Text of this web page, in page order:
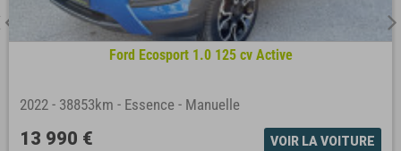
Ford Ecosport 1.0 125 cv Active
2022 - 38853km - Essence - Manuelle
13 990 € VOIR LA VOITURE